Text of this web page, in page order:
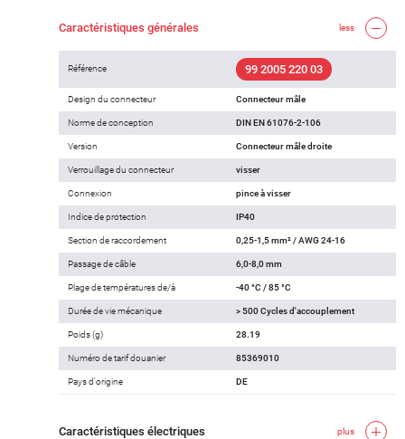
Caractéristiques générales less
Référence 99 2005 220 03
Design du connecteur Connecteur mâle
Norme de conception DIN EN 61076-2-106
Version Connecteur mâle droite
Verrouillage du connecteur visser
Connexion pince à visser
Indice de protection IP40
Section de raccordement 0,25-1,5 mm² / AWG 24-16
Passage de câble 6,0-8,0 mm
Plage de températures de/à -40 °C / 85 °C
Durée de vie mécanique > 500 Cycles d'accouplement
Poids (g) 28.19
Numéro de tarif douanier 85369010
Pays d'origine DE
Caractéristiques électriques plus